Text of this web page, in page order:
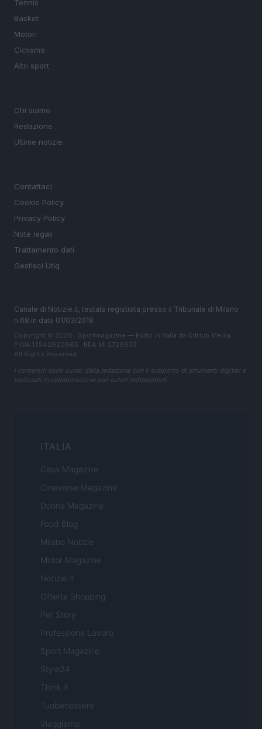
Tennis
Basket
Motori
Ciclismo
Altri sport
Chi siamo
Redazione
Ultime notizie
Contattaci
Cookie Policy
Privacy Policy
Note legali
Trattamento dati
Gestisci Utiq
Canale di Notizie.it, testata registrata presso il Tribunale di Milano
n.68 in data 01/03/2018
Copyright © 2026 · Sportmagazine — Edito in Italia da AdHub Media
P.IVA 13542920965 · REA MI 2729933
All Rights Reserved
I contenuti sono curati dalla redazione con il supporto di strumenti digitali e
realizzati in collaborazione con autori indipendenti.
ITALIA
Casa Magazine
Cineverse Magazine
Donne Magazine
Food Blog
Milano Notizie
Motor Magazine
Notizie.it
Offerte Shopping
Pet Story
Professione Lavoro
Sport Magazine
Style24
Think.it
Tuobenessere
Viaggiamo